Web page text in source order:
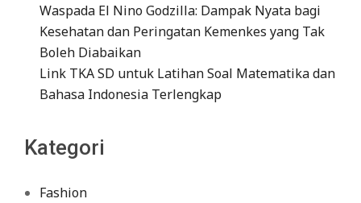
Waspada El Nino Godzilla: Dampak Nyata bagi
Kesehatan dan Peringatan Kemenkes yang Tak
Boleh Diabaikan
Link TKA SD untuk Latihan Soal Matematika dan
Bahasa Indonesia Terlengkap
Kategori
Fashion